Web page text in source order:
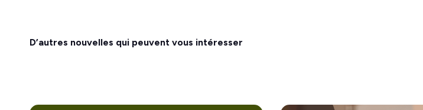
D’autres nouvelles qui peuvent vous intéresser